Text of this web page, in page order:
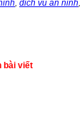
, dich vu an ninh,
bài viết